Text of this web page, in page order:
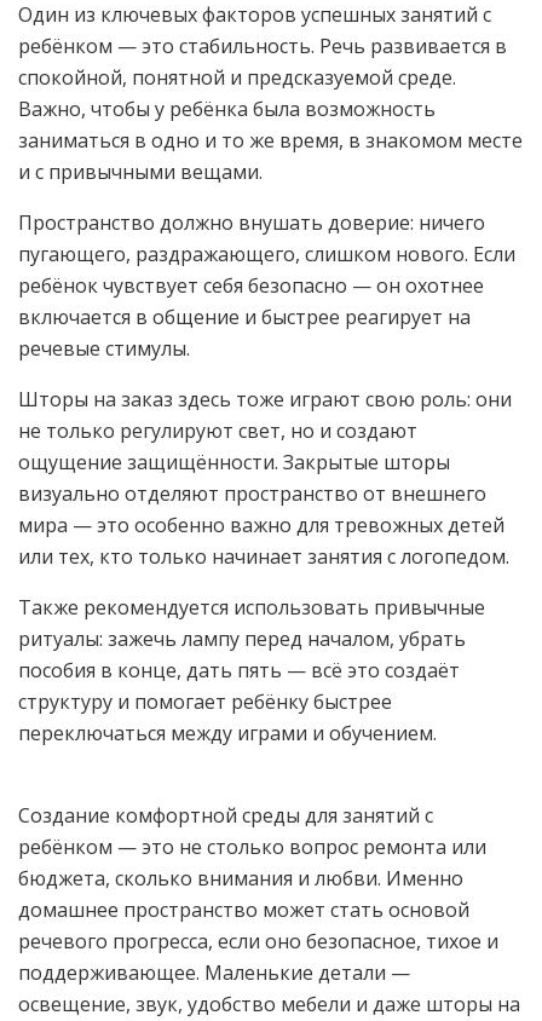
Один из ключевых факторов успешных занятий с
ребёнком — это стабильность. Речь развивается в
спокойной, понятной и предсказуемой среде.
Важно, чтобы у ребёнка была возможность
заниматься в одно и то же время, в знакомом месте
и с привычными вещами.
Пространство должно внушать доверие: ничего
пугающего, раздражающего, слишком нового. Если
ребёнок чувствует себя безопасно — он охотнее
включается в общение и быстрее реагирует на
речевые стимулы.
Шторы на заказ здесь тоже играют свою роль: они
не только регулируют свет, но и создают
ощущение защищённости. Закрытые шторы
визуально отделяют пространство от внешнего
мира — это особенно важно для тревожных детей
или тех, кто только начинает занятия с логопедом.
Также рекомендуется использовать привычные
ритуалы: зажечь лампу перед началом, убрать
пособия в конце, дать пять — всё это создаёт
структуру и помогает ребёнку быстрее
переключаться между играми и обучением.
Создание комфортной среды для занятий с
ребёнком — это не столько вопрос ремонта или
бюджета, сколько внимания и любви. Именно
домашнее пространство может стать основой
речевого прогресса, если оно безопасное, тихое и
поддерживающее. Маленькие детали —
освещение, звук, удобство мебели и даже шторы на